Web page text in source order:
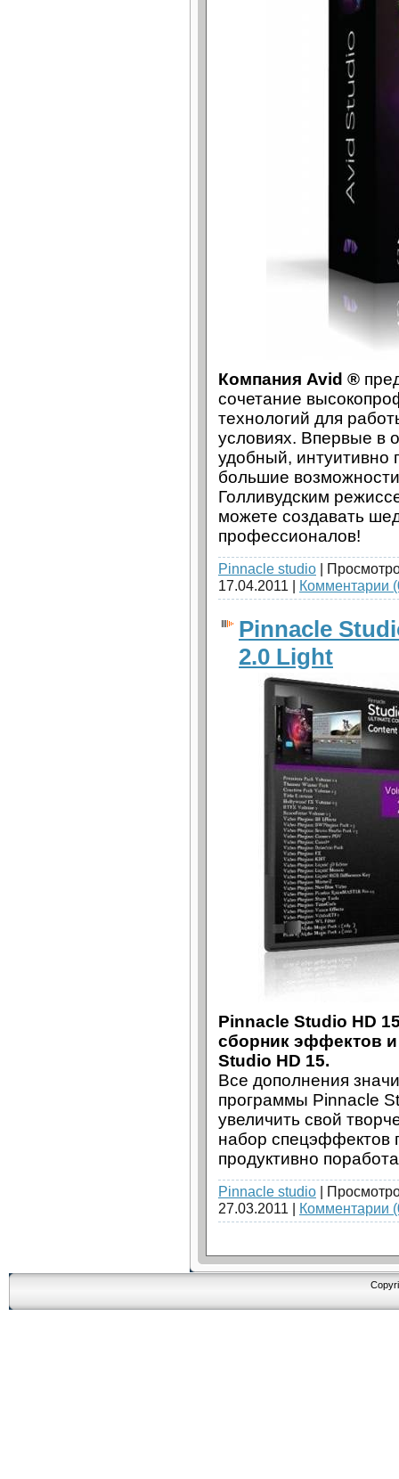
Компания Avid ®
сочетание
технологий для
условиях. Впервые в
удобный, интуитивно
большие
Голливудским
можете создавать
профессионалов!
Pinnacle studio |
17.04.2011 | Комментарии
Pinnacle
2.0 Light
Pinnacle Studio HD
сборник эффектов
Studio HD 15.
Все дополнения
программы Pinnacle
увеличить свой
набор спецэффектов
продуктивно
Pinnacle studio |
27.03.2011 | Комментарии